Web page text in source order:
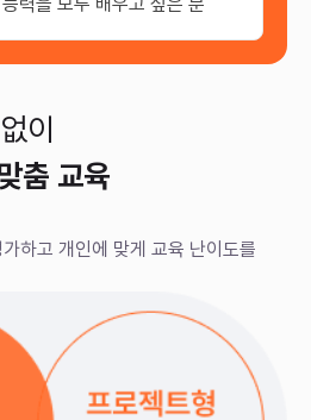
이
춤 교육
하고 개인에 맞게 교육 난이도를